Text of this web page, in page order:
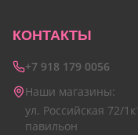
КОНТАКТЫ
+7 918 179 0056
Наши магазины:
ул. Российская 72/
павильон